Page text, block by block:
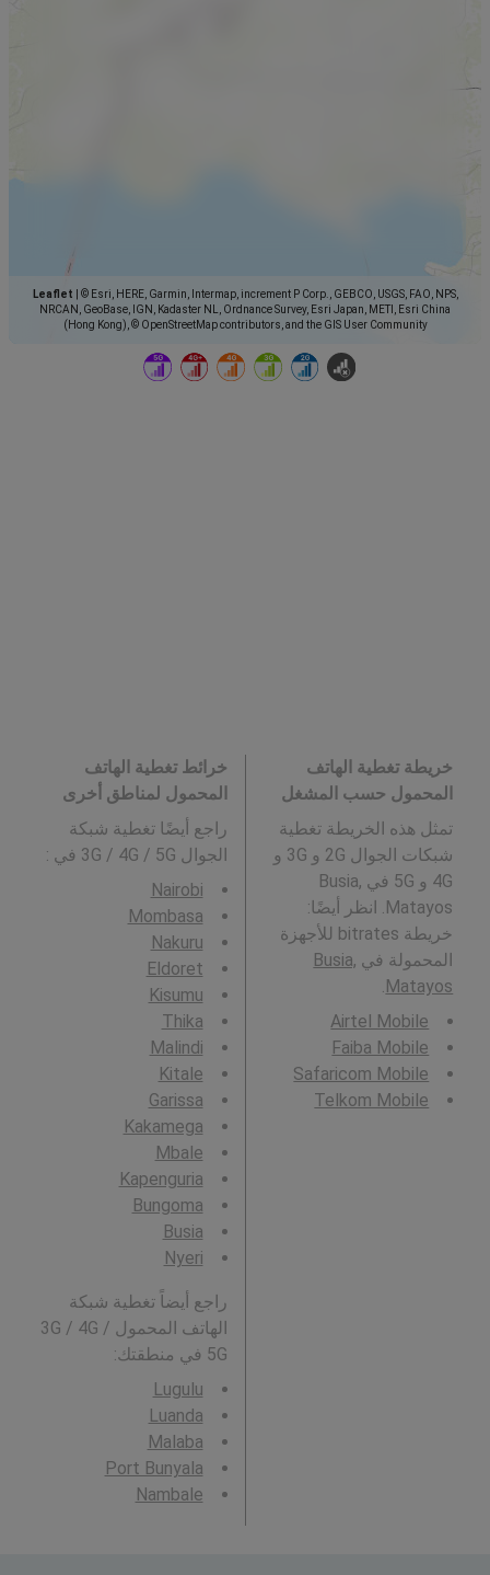
Leaflet
© Esri, HERE, Garmin, Intermap, increment P Corp., GEBCO, USGS, FAO, NPS,
NRCAN, GeoBase, IGN, Kadaster NL, Ordnance Survey, Esri Japan, METI, Esri China
(Hong Kong), © OpenStreetMap contributors, and the GIS User Community
خريطة تغطية الهاتف
المحمول حسب المشغل
تمثل هذه الخريطة تغطية
شبكات الجوال 2G و 3G و
4G و 5G في Busia,
Matayos. انظر أيضًا:
خريطة bitrates للأجهزة
المحمولة في Busia,
Matayos
.
Airtel Mobile
Faiba Mobile
Safaricom Mobile
Telkom Mobile
خرائط تغطية الهاتف
المحمول لمناطق أخرى
راجع أيضًا تغطية شبكة
الجوال 3G / 4G / 5G في
:
Nairobi
Mombasa
Nakuru
Eldoret
Kisumu
Thika
Malindi
Kitale
Garissa
Kakamega
Mbale
Kapenguria
Bungoma
Busia
Nyeri
راجع أيضاً تغطية شبكة
الهاتف المحمول 3G / 4G /
5G في منطقتك:
Lugulu
Luanda
Malaba
Port Bunyala
Nambale